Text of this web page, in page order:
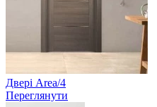
Двері Area/4
Переглянути